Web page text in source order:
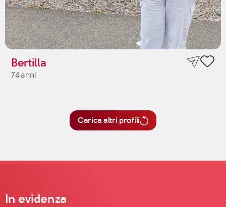
Bertilla
74 anni
Carica altri profili
In evidenza